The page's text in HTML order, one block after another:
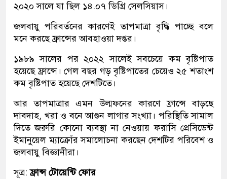
২০২০ সালে যা ছিল ১৪.০৭ ডিগ্রি সেলসিয়াস।
জলবায়ু পরিবর্তনের কারণেই তাপমাত্রা বৃদ্ধি পাচ্ছে বলে
মনে করছে ফ্রান্সের আবহাওয়া দপ্তর।
১৯৮৯ সালের পর ২০২২ সালেই সবচেয়ে কম বৃষ্টিপাত
হয়েছে ফ্রান্সে। গেল বছর গড় বৃষ্টিপাতের চেয়েও ২৫ শতাংশ
কম বৃষ্টিপাত হয়েছে দেশটিতে।
আর তাপমাত্রার এমন উল্মফনের কারণে ফ্রান্সে বাড়ছে
দাবদাহ, খরা ও বনে আগুন লাগার সংখ্যা। পরিস্থিতি সামাল
দিতে জরুরি কোনো ব্যবস্থা না নেওয়ায় ফরাসি প্রেসিডেন্ট
ইমানুয়েল ম্যাক্রোঁর সমালোচনা করছেন দেশটির পরিবেশ ও
জলবায়ু বিজ্ঞানীরা।
সূত্র:ফ্রান্স টোয়েন্টি ফোর